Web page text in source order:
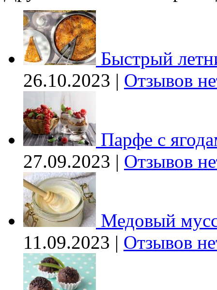
Быстрый
26.10.2023 | Отзывов
Парфе с
27.09.2023 | Отзывов
Медовый
11.09.2023 | Отзывов